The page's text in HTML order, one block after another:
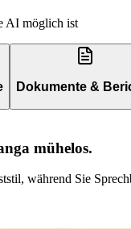
AI möglich ist
Dokumente &
mühelos.
während Sie